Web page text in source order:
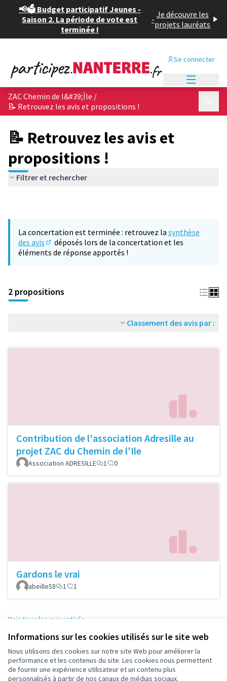
Informations sur les cookies utilisés sur le site web
Nous utilisons des cookies sur notre site Web pour améliorer la
performance et les contenus du site. Les cookies nous permettent
de fournir une expérience utilisateur et un contenu plus
personnalisés à partir de nos canaux de médias sociaux.
📢🗳️ Budget participatif Jeunes -
Saison 2. La période de vote est
terminée !
- Je découvre les
projets lauréats
Se connecter
ZAC Chemin de l&#39;Île /
📝 Retrouvez les avis et propositions !
📝 Retrouvez les avis et
propositions !
Filtrer et rechercher
La concertation est terminée : retrouvez la synthèse
des avis
(S'ouvre dans un nouvel onglet)
déposés lors de la concertation et les
éléments de réponse apportés !
2 propositions
Classement des avis par :
Contribution de l'association Adresille au
projet ZAC du Chemin de l'Ile
Association ADRESILLE 1 0
Gardons le vrai
abeille58 1 1
Voir tous les avis retirés
Conditions d'utilisation
Paramètres des cookies